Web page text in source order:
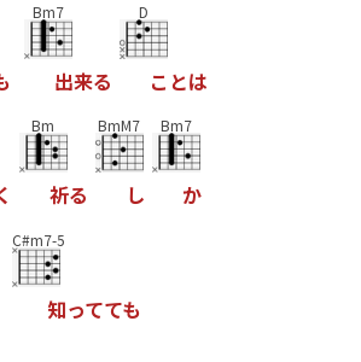
Bm7
出来る
D
こ とは
Bm
祈る
BmM7
し
Bm7
か
C#m7-5
知ってても